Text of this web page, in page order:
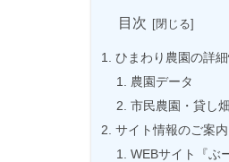
目次
ひまわり農園の詳
農園データ
市民農園・貸し
サイト情報のご案内
WEBサイト『ぶ